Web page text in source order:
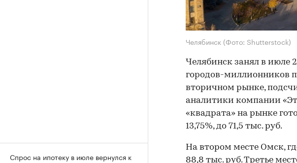
Челябинск (Фото: Shutterstock)
Челябинск занял в июле
городов-миллионников
вторичном рынке,
аналитики компании
«квадрата» на рынке
13,75%, до 71,5 тыс. руб.
На втором месте Омск,
88,8 тыс. руб. Третье
Спрос на ипотеку в июле вернулся к